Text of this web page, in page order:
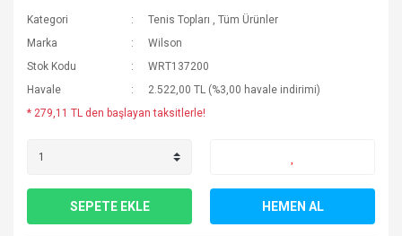
Kategori Tenis Topları ,Tüm Ürünler
Marka
Wilson
Stok Kodu
WRT137200
Havale
2.522,00 TL (%3,00 havale indirimi)
* 279,11 TL den başlayan taksitlerle!
SEPETE EKLE HEMEN AL